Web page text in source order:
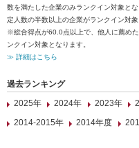
数を満たした企業のみランクイン対象と
定人数の半数以上の企業がランクイン対象
※総合得点が60.0点以上で、他人に薦め
ンクイン対象となります。
≫ 詳細はこちら
過去ランキング
2025年
2024年 2023年
2014-2015年
2014年度